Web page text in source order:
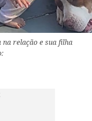
na relação e sua filha